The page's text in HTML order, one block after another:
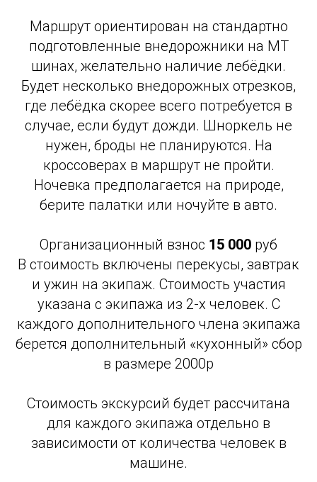
Маршрут ориентирован на стандартно
подготовленные внедорожники на МТ
шинах, желательно наличие лебёдки.
Будет несколько внедорожных отрезков,
где лебёдка скорее всего потребуется в
случае, если будут дожди. Шноркель не
нужен, броды не планируются. На
кроссоверах в маршрут не пройти.
Ночевка предполагается на природе,
берите палатки или ночуйте в авто.
Организационный взнос 15 000 руб
В стоимость включены перекусы, завтрак
и ужин на экипаж. Стоимость участия
указана с экипажа из 2-х человек. С
каждого дополнительного члена экипажа
берется дополнительный «кухонный» сбор
в размере 2000р
Стоимость экскурсий будет рассчитана
для каждого экипажа отдельно в
зависимости от количества человек в
машине.